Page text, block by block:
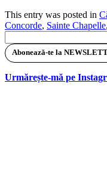
This entry was posted in
Concorde, Sainte Chapelle,
for:
Abonează-te la
Urmărește-mă pe